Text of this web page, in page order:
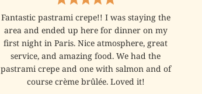
Fantastic pastrami crepe!! I was staying the
area and ended up here for dinner on my
first night in Paris. Nice atmosphere, great
service, and amazing food. We had the
pastrami crepe and one with salmon and of
course crème brûlée. Loved it!